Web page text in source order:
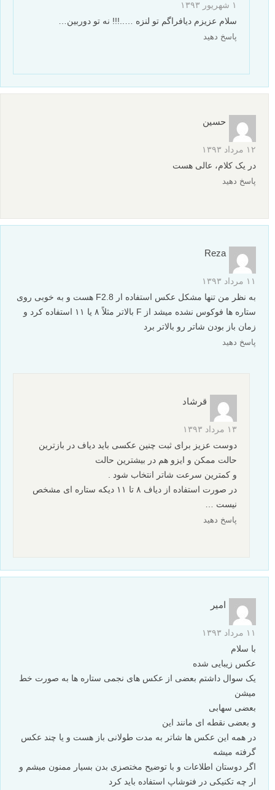
۱ شهریور ۱۳۹۳
سلام عزیزم دیافراگم تو لنزه …..!!! نه تو دوربین…
پاسخ دهید
حسین
۱۲ مرداد ۱۳۹۳
در یک کلام، عالی هست
پاسخ دهید
Reza
۱۱ مرداد ۱۳۹۳
به نظر من تنها مشکل عکس استفاده ار F2.8 هست و به خوبی روی
ستاره ها فوکوس نشده میشد از F بالاتر مثلاً ۸ یا ۱۱ استفاده کرد و
زمان باز بودن شاتر رو بالاتر برد
پاسخ دهید
قرشاد
۱۳ مرداد ۱۳۹۳
دوست عزیز برای ثبت چنین عکسی باید دیاف در بازترین
حالت ممکن و ایزو هم در بیشترین حالت
و کمترین سرعت شاتر انتخاب شود .
در صورت استفاده از دیاف ۸ تا ۱۱ دیکه ستاره ای مشخص
نیست …
پاسخ دهید
امیر
۱۱ مرداد ۱۳۹۳
با سلام
عکس زیبایی شده
یک سوال داشتم بعضی از عکس های نجمی ستاره ها به صورت خط
میشن
بعضی سهابی
و بعضی نقطه ای مانند این
در همه این عکس ها شاتر به مدت طولانی باز هست و یا چند عکس
گرفته میشه
اگر دوستان اطلاعات و با توضیح مختصزی بدن بسیار ممنون میشم و
ار چه تکنیکی در فتوشاپ استفاده باید کرد